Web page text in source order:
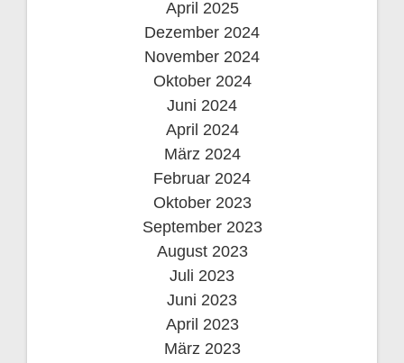
April 2025
Dezember 2024
November 2024
Oktober 2024
Juni 2024
April 2024
März 2024
Februar 2024
Oktober 2023
September 2023
August 2023
Juli 2023
Juni 2023
April 2023
März 2023